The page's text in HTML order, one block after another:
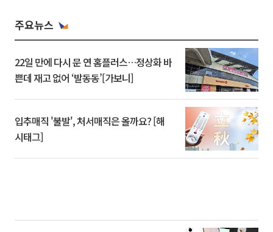
주요뉴스
22일 만에 다시 문 연 홈플러스…정상화 바
쁜데 재고 없어 ‘발동동’[가보니]
입추매직 '불발', 처서매직은 올까요? [해
시태그]